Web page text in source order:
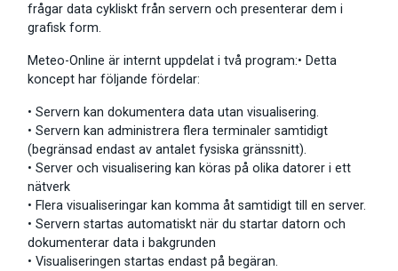
frågar data cykliskt från servern och presenterar dem i
grafisk form.
Meteo-Online är internt uppdelat i två program:• Detta
koncept har följande fördelar:
• Servern kan dokumentera data utan visualisering.
• Servern kan administrera flera terminaler samtidigt
(begränsad endast av antalet fysiska gränssnitt).
• Server och visualisering kan köras på olika datorer i ett
nätverk
• Flera visualiseringar kan komma åt samtidigt till en server.
• Servern startas automatiskt när du startar datorn och
dokumenterar data i bakgrunden
• Visualiseringen startas endast på begäran.